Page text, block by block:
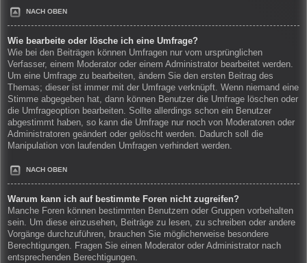
NACH OBEN
Wie bearbeite oder lösche ich eine Umfrage?
Wie bei den Beiträgen können Umfragen nur vom ursprünglichen
Verfasser, einem Moderator oder einem Administrator bearbeitet werden.
Um eine Umfrage zu bearbeiten, ändern Sie den ersten Beitrag des
Themas; dieser ist immer mit der Umfrage verknüpft. Wenn niemand eine
Stimme abgegeben hat, dann können Benutzer die Umfrage löschen oder
die Umfrageoption bearbeiten. Sollte allerdings schon ein Benutzer
abgestimmt haben, so kann die Umfrage nur noch von Moderatoren oder
Administratoren geändert oder gelöscht werden. Dadurch soll die
Manipulation von laufenden Umfragen verhindert werden.
NACH OBEN
Warum kann ich auf bestimmte Foren nicht zugreifen?
Manche Foren können bestimmten Benutzern oder Gruppen vorbehalten
sein. Um diese einzusehen, Beiträge zu lesen, zu schreiben oder andere
Vorgänge durchzuführen, brauchen Sie möglicherweise besondere
Berechtigungen. Fragen Sie einen Moderator oder Administrator nach
entsprechenden Berechtigungen.